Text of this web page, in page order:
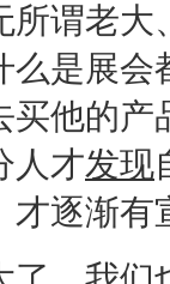
谓老大
是展
买他的
人才发现
才逐渐